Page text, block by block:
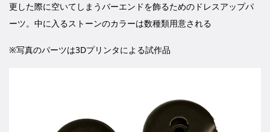
更した際に空いてしまうバーエンドを飾るためのドレスアップパ
ーツ。中に入るストーンのカラーは数種類用意される
※写真のパーツは3Dプリンタによる試作品